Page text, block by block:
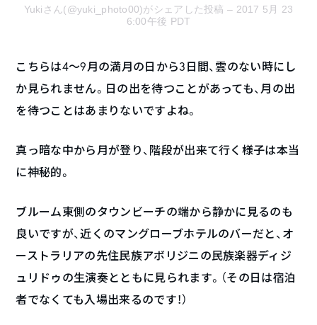
Yukiさん(@yuki_photo00)がシェアした投稿 – 2017 5月 23
6:00午後 PDT
こちらは4〜9月の満月の日から3日間、雲のない時にし
か見られません。日の出を待つことがあっても、月の出
を待つことはあまりないですよね。
真っ暗な中から月が登り、階段が出来て行く様子は本当
に神秘的。
ブルーム東側のタウンビーチの端から静かに見るのも
良いですが、近くのマングローブホテルのバーだと、オ
ーストラリアの先住民族アボリジニの民族楽器ディジ
ュリドゥの生演奏とともに見られます。（その日は宿泊
者でなくても入場出来るのです！）